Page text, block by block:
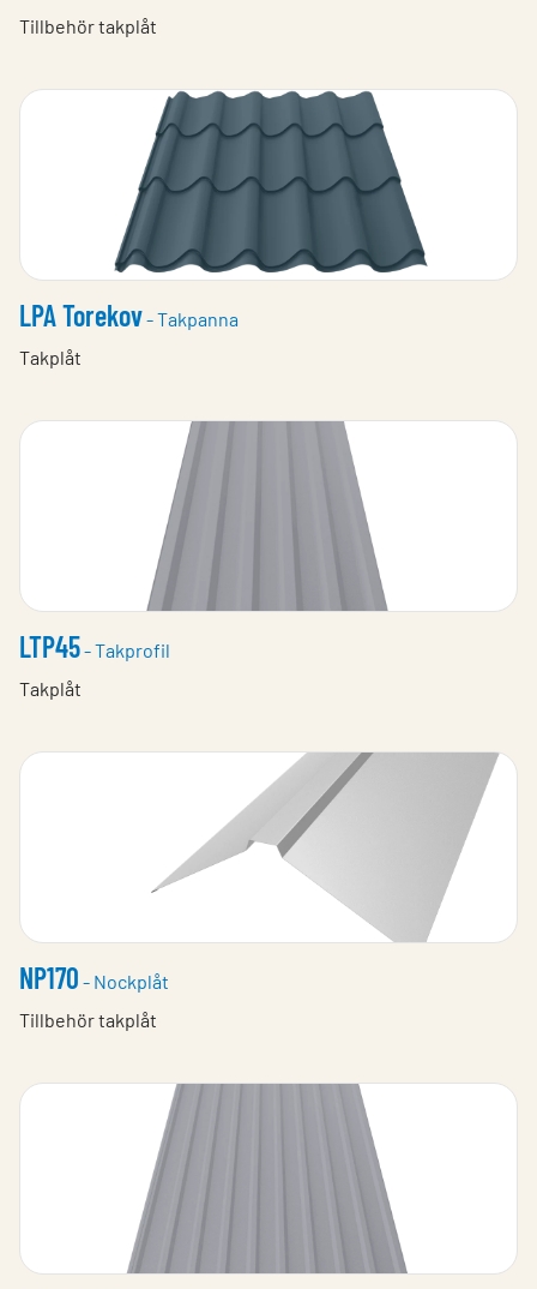
Tillbehör takplåt
LPA Torekov- Takpanna
Takplåt
LTP45- Takprofil
Takplåt
NP170 - Nockplåt
Tillbehör takplåt